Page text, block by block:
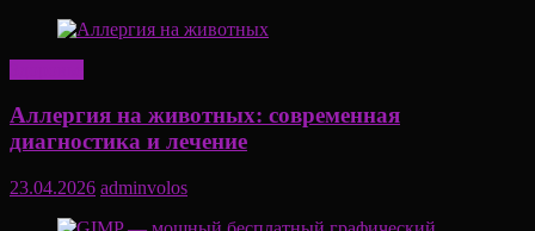
Аллергия на животных: современная
диагностика и лечение
23.04.2026 adminvolos